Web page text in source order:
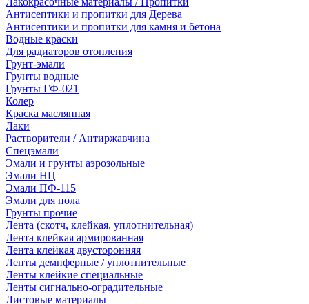
Антисептики и пропитки для Дерева
Антисептики и пропитки для камня и бетона
Водные краски
Для радиаторов отопления
Грунт-эмали
Грунты водные
Грунты ГФ-021
Колер
Краска маслянная
Лаки
Растворители / Антиржавчина
Спецэмали
Эмали и грунты аэрозольные
Эмали НЦ
Эмали ПФ-115
Эмали для пола
Грунты прочие
Лента (скотч, клейкая, уплотнительная)
Лента клейкая армированная
Лента клейкая двусторонняя
Ленты демпферные / уплотнительные
Ленты клейкие специальные
Ленты сигнально-оградительные
Листовые материалы